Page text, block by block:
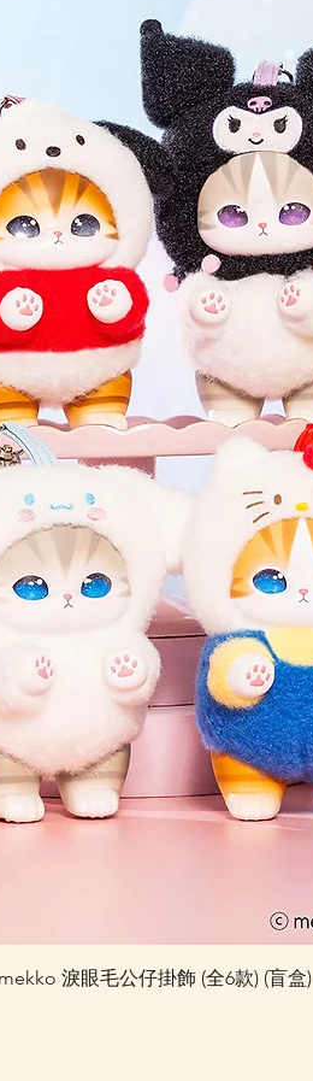
快速瀏覽
淚眼毛公仔掛飾 (全6款) (盲盒)